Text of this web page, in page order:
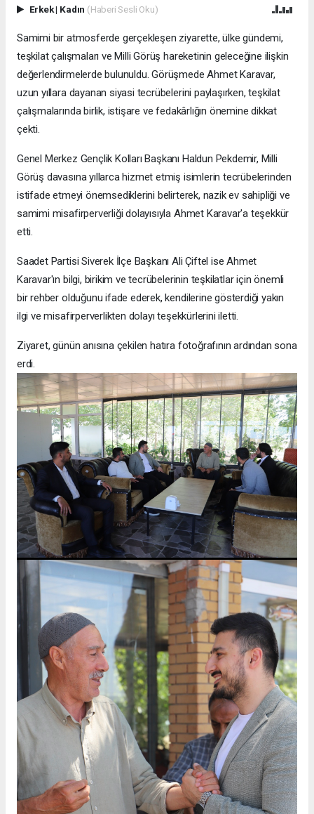
Erkek| Kadın (Haberi Sesli Oku)
Samimi bir atmosferde gerçekleşen ziyarette, ülke gündemi,
teşkilat çalışmaları ve Milli Görüş hareketinin geleceğine ilişkin
değerlendirmelerde bulunuldu. Görüşmede Ahmet Karavar,
uzun yıllara dayanan siyasi tecrübelerini paylaşırken, teşkilat
çalışmalarında birlik, istişare ve fedakârlığın önemine dikkat
çekti.
Genel Merkez Gençlik Kolları Başkanı Haldun Pekdemir, Milli
Görüş davasına yıllarca hizmet etmiş isimlerin tecrübelerinden
istifade etmeyi önemsediklerini belirterek, nazik ev sahipliği ve
samimi misafirperverliği dolayısıyla Ahmet Karavar'a teşekkür
etti.
Saadet Partisi Siverek İlçe Başkanı Ali Çiftel ise Ahmet
Karavar'ın bilgi, birikim ve tecrübelerinin teşkilatlar için önemli
bir rehber olduğunu ifade ederek, kendilerine gösterdiği yakın
ilgi ve misafirperverlikten dolayı teşekkürlerini iletti.
Ziyaret, günün anısına çekilen hatıra fotoğrafının ardından sona
erdi.